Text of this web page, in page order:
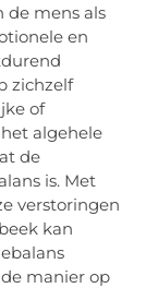
de mens als
en
zichzelf
of
algehele
de
is. Met
verstoringen
kan
manier op